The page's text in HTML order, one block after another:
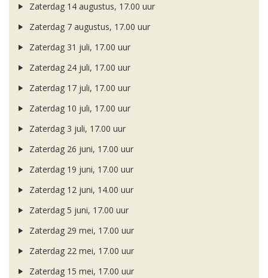
Zaterdag 14 augustus, 17.00 uur
Zaterdag 7 augustus, 17.00 uur
Zaterdag 31 juli, 17.00 uur
Zaterdag 24 juli, 17.00 uur
Zaterdag 17 juli, 17.00 uur
Zaterdag 10 juli, 17.00 uur
Zaterdag 3 juli, 17.00 uur
Zaterdag 26 juni, 17.00 uur
Zaterdag 19 juni, 17.00 uur
Zaterdag 12 juni, 14.00 uur
Zaterdag 5 juni, 17.00 uur
Zaterdag 29 mei, 17.00 uur
Zaterdag 22 mei, 17.00 uur
Zaterdag 15 mei, 17.00 uur